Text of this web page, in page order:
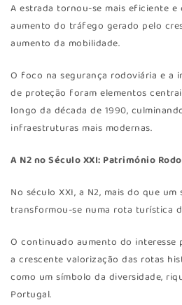
A estrada tornou-se mais eficiente e
aumento do tráfego gerado pelo
aumento da mobilidade.
O foco na segurança rodoviária e a
de proteção foram elementos
longo da década de 1990,
infraestruturas mais modernas.
A N2 no Século XXI: Património
No século XXI, a N2, mais do que
transformou-se numa rota turística
O continuado aumento do
a crescente valorização das rotas
como um símbolo da diversidade,
Portugal.